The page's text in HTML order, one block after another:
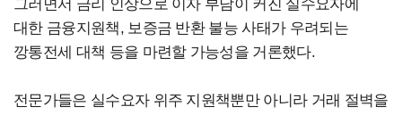
그러면서 금리 인상으로 이자 부담이 커진 실수요자에
대한 금융지원책, 보증금 반환 불능 사태가 우려되는
깡통전세 대책 등을 마련할 가능성을 거론했다.
전문가들은 실수요자 위주 지원책뿐만 아니라 거래 절벽을